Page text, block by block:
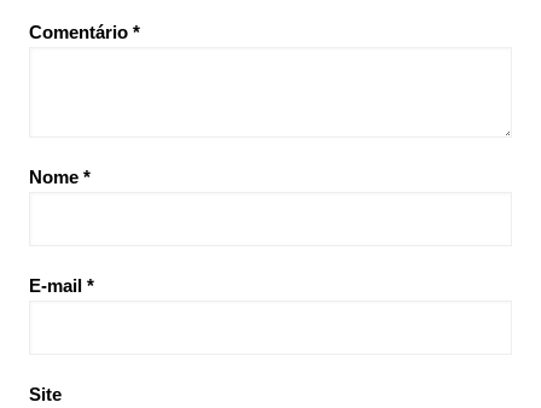
Comentário *
Nome *
E-mail *
Site